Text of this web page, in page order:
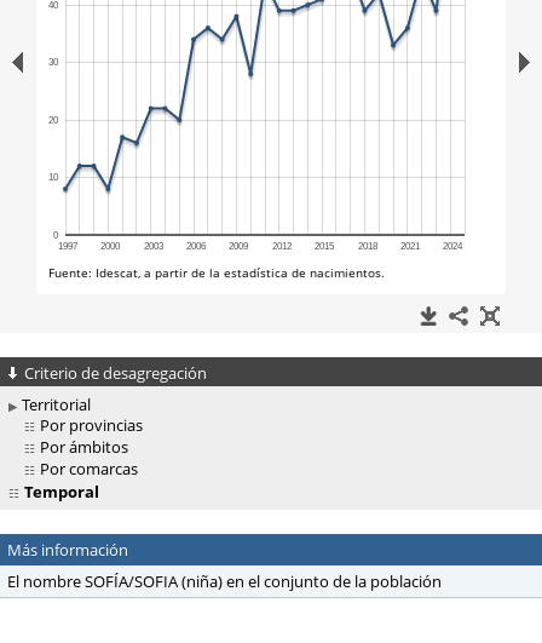
Criterio de desagregación
Territorial
Por provincias
Por ámbitos
Por comarcas
Temporal
Más información
El nombre SOFÍA/SOFIA (niña) en el conjunto de la población